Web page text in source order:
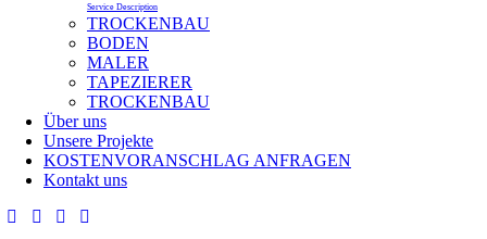
Service Description
TROCKENBAU
BODEN
MALER
TAPEZIERER
TROCKENBAU
Über uns
Unsere Projekte
KOSTENVORANSCHLAG ANFRAGEN
Kontakt uns